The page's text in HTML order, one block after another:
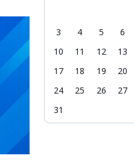
3
4 5 6
10
11 12 13
17
18 19 20
24
25 26 27
31